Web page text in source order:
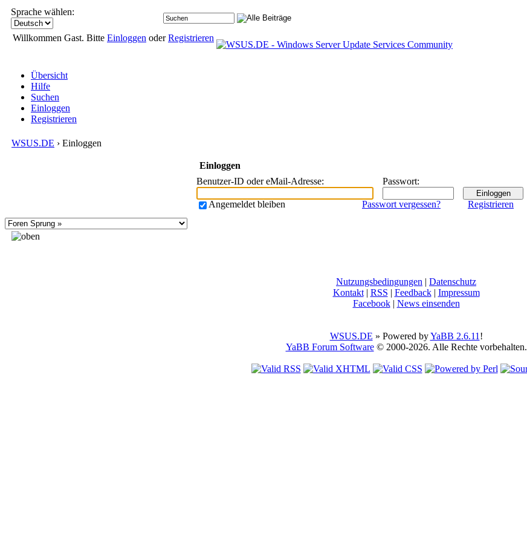
Sprache wählen:
Willkommen Gast. Bitte Einloggen oderRegistrieren
Übersicht
Hilfe
Suchen
Einloggen
Registrieren
WSUS.DE › Einloggen
Einloggen
Benutzer-ID oder eMail-Adresse: Passwort:
Angemeldet bleiben Registrieren
Passwort vergessen?
Nutzungsbedingungen | Datenschutz
Kontakt| RSS | Feedback| Impressum
Facebook| News einsenden
WSUS.DE » Powered byYaBB 2.6.11 !
YaBB Forum Software© 2000-2026. Alle Rechte vorbehalten.